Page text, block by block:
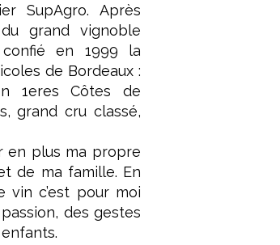
SupAgro. Après
grand vignoble
confié en 1999 la
de Bordeaux :
1eres Côtes de
grand cru classé,
en plus ma propre
de ma famille. En
c’est pour moi
des gestes